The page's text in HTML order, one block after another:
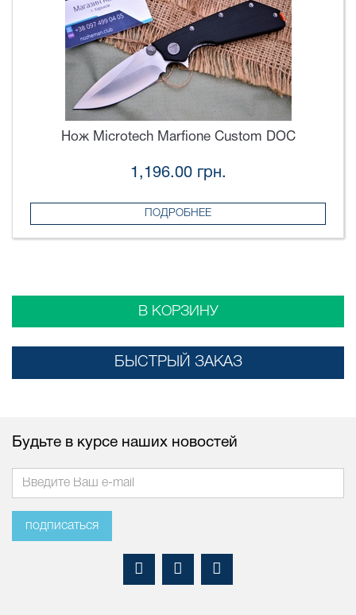
Нож Microtech Marfione Custom DOC
1,196.00 грн.
ПОДРОБНЕЕ
В КОРЗИНУ
БЫСТРЫЙ ЗАКАЗ
Будьте в курсе наших новостей
подписаться